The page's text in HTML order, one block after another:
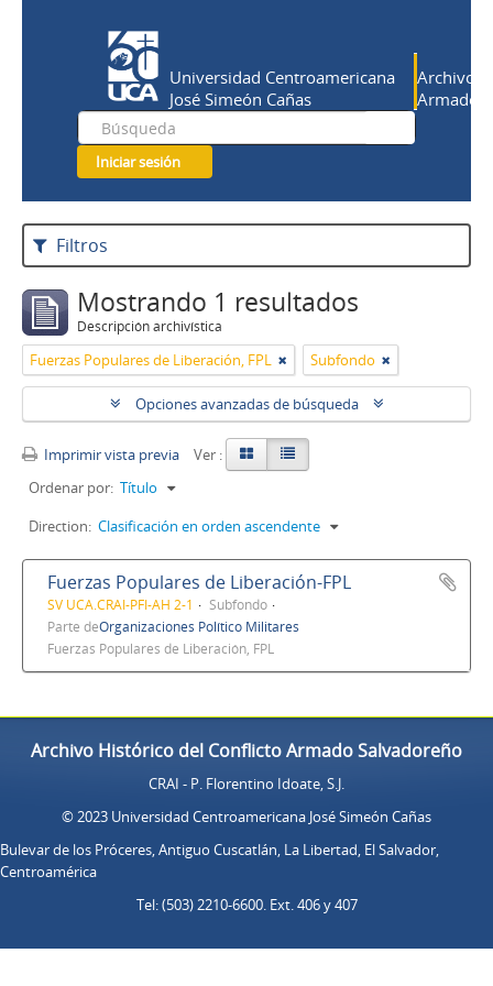
Universidad Centroamericana
José Simeón Cañas
Archivo
Armado
Iniciar sesión
Filtros
Mostrando 1 resultados
Descripción archivística
Fuerzas Populares de Liberación, FPL Subfondo
Opciones avanzadas de búsqueda
Imprimir vista previa
Ver :
Ordenar por: Título
Direction: Clasificación en orden ascendente
Fuerzas Populares de Liberación-FPL
SV UCA.CRAI-PFI-AH 2-1
Subfondo
Parte deOrganizaciones Político Militares
Fuerzas Populares de Liberación, FPL
Archivo Histórico del Conflicto Armado Salvadoreño
CRAI - P. Florentino Idoate, S.J.
© 2023 Universidad Centroamericana José Simeón Cañas
Bulevar de los Próceres, Antiguo Cuscatlán, La Libertad, El Salvador,
Centroamérica
Tel: (503) 2210-6600. Ext. 406 y 407